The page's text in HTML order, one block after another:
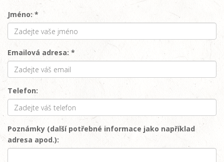
Jméno: *
Emailová adresa: *
Telefon:
Poznámky (další potřebné informace jako například
adresa apod.):